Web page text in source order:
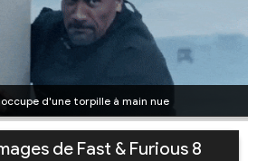
d'une torpille à main nue
de Fast & Furious 8